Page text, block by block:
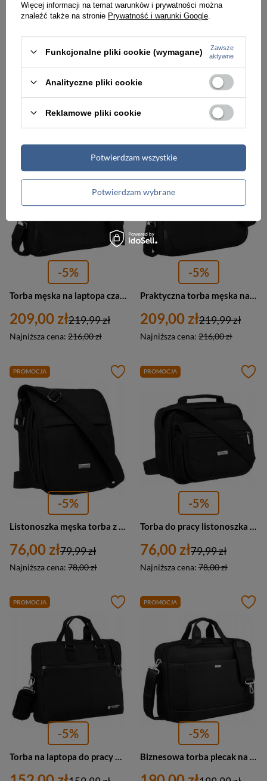
-5%
Torba na laptopa 14 cali czarna ze skóry ekologicznej - Peterson LAP-1703-PUD
190,00 zł199,99 zł
-5%
152,00 zł
161,00 zł
159,99 zł
-5%
Torba męska na laptopa czarna 15 cali - Peterson GBP-21-2-C
209,00 zł
Najniższa cena: 216,00 zł
219,99 zł
-5%
Praktyczna torba męska na laptopa czarna 15 cali - Peterson GBP-21-1-G
209,00 zł
Najniższa cena: 216,00 zł
219,99 zł
PROMOCJA
-5%
76,00 zł
Najniższa cena: 78,00 zł
79,99 zł
PROMOCJA
-5%
76,00 zł
Najniższa cena: 78,00 zł
79,99 zł
PROMOCJA
-5%
Torba na laptopa do pracy materiałowa czarna - Peterson EB554
PROMOCJA
-5%
Biznesowa torba plecak na laptopa torboplecak 2w1 - Rovicky R-63102-MX
Więcej informacji na temat warunków i prywatności można
znaleźć także na stronie Prywatność i warunki Google
Funkcjonalne pliki cookie (wymagane)
Zawsze
aktywne
Analityczne pliki cookie
Reklamowe pliki cookie
Potwierdzam wybrane
Potwierdzam wszystkie